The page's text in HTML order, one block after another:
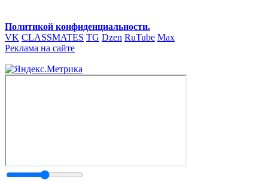
Политикой конфиденциальности.
VK CLASSMATES TG Dzen RuTube Max
Реклама на сайте